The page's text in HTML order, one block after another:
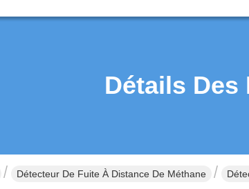
Détails Des
Détecteur De Fuite À Distance De Méthane